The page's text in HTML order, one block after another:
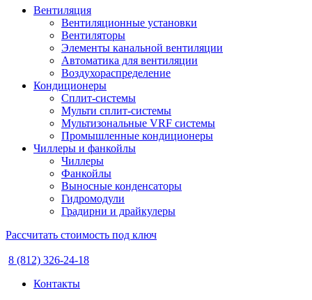
Вентиляция
Вентиляционные установки
Вентиляторы
Элементы канальной вентиляции
Автоматика для вентиляции
Воздухораспределение
Кондиционеры
Сплит-системы
Мульти сплит-системы
Мультизональные VRF системы
Промышленные кондиционеры
Чиллеры и фанкойлы
Чиллеры
Фанкойлы
Выносные конденсаторы
Гидромодули
Градирни и драйкулеры
Рассчитать стоимость под ключ
8 (812) 326-24-18
Контакты